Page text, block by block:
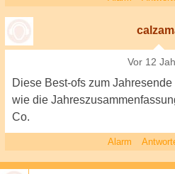
Vor 12
Diese Best-ofs zum
wie die
Co.
Alarm